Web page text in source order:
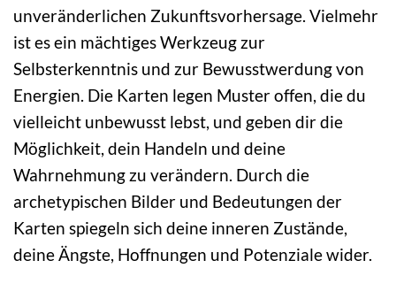
unveränderlichen Zukunftsvorhersage. Vielmehr
ist es ein mächtiges Werkzeug zur
Selbsterkenntnis und zur Bewusstwerdung von
Energien. Die Karten legen Muster offen, die du
vielleicht unbewusst lebst, und geben dir die
Möglichkeit, dein Handeln und deine
Wahrnehmung zu verändern. Durch die
archetypischen Bilder und Bedeutungen der
Karten spiegeln sich deine inneren Zustände,
deine Ängste, Hoffnungen und Potenziale wider.